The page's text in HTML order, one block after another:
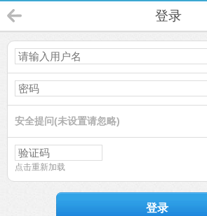
登录
安全提问(未设置请忽略)
点击重新加载
登录